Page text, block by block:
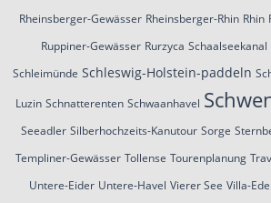
Rheinsberger-Gewässer Rheinsberger-Rhin Rhin
Ruppiner-Gewässer Rurzyca Schaalseekanal
Schleimünde Schleswig-Holstein-paddeln
Luzin Schnatterenten Schwaanhavel
Seeadler Silberhochzeits-Kanutour Sorge
Templiner-Gewässer Tollense Tourenplanung
Untere-Eider Untere-Havel Vierer See Villa-